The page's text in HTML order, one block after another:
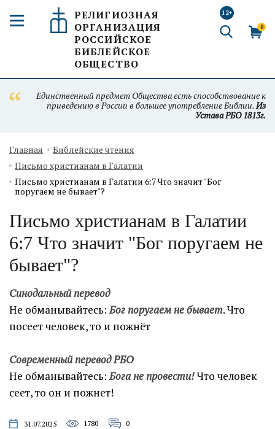
РЕЛИГИОЗНАЯ
ОРГАНИЗАЦИЯ
РОССИЙСКОЕ
БИБЛЕЙСКОЕ
ОБЩЕСТВО
12+
0
Единственный предмет Общества есть способствование к
приведению в России в большее употребление Библии.Из
Устава РБО 1813г.
Главная
Библейские чтения
Письмо христианам в Галатии
Письмо христианам в Галатии 6:7 Что значит "Бог
поругаем не бывает"?
Письмо христианам в Галатии
6:7 Что значит "Бог поругаем не
бывает"?
Синодальный перевод
Не обманывайтесь:Бог поругаем не бывает. Что
посеет человек, то и пожнёт
Современный перевод РБО
Не обманывайтесь:Бога не провести!Что человек
сеет, то он и пожнет!
31.07.2025 1780 0